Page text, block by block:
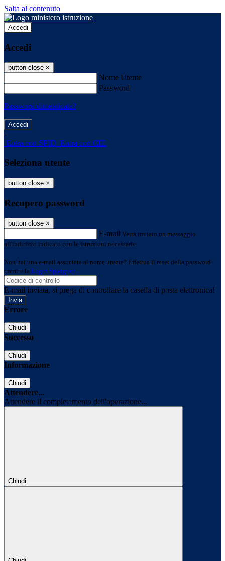
Salta al contenuto
Accedi
Accedi
button close ×
Nome Utente
Password
Password dimenticata?
-
Entra con SPID Entra con CIE
Seleziona utente
button close ×
Recupero password
button close ×
E-mail Verrà inviato un messaggio
all'indirizzo indicato con le istruzioni necessarie.
Non hai una e-mail associata al nome utente? Effettua il reset della password
tramite la Login Spaggiari
E-mail inviata, si prega di controllare la casella di posta elettronica!
Errore
Chiudi
Successo
Chiudi
Informazione
Chiudi
Attendere...
Attendere il completamento dell'operazione...
Chiudi